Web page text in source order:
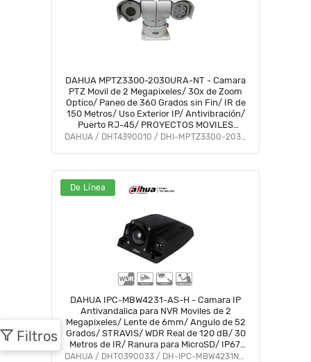
DAHUA MPTZ3300-2030URA-NT - Camara
PTZ Movil de 2 Megapixeles/ 30x de Zoom
Optico/ Paneo de 360 Grados sin Fin/ IR de
150 Metros/ Uso Exterior IP/ Antivibración/
Puerto RJ-45/ PROYECTOS MOVILES
#CMO
DAHUA / DHT4390010 / DHI-MPTZ3300-2030URA-NT
De Línea
DAHUA IPC-MBW4231-AS-H - Camara IP
Antivandalica para NVR Moviles de 2
Megapixeles/ Lente de 6mm/ Angulo de 52
Grados/ STRAVIS/ WDR Real de 120 dB/ 30
Metros de IR/ Ranura para MicroSD/ IP67,
IK10, IP6K9K, PoE/ Certificaciones E-MARKDAHUA / DHT0390033 / DH-IPC-MBW4231N-AS
Filtros